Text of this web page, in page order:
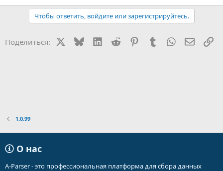
Чтобы ответить, войдите или зарегистрируйтесь.
Поделиться: BlueskyLinkedIn
Reddit PinterestTumblr WhatsApp
1.0.99
О нас
A-Parser - это профессиональная платформа для сбора данных